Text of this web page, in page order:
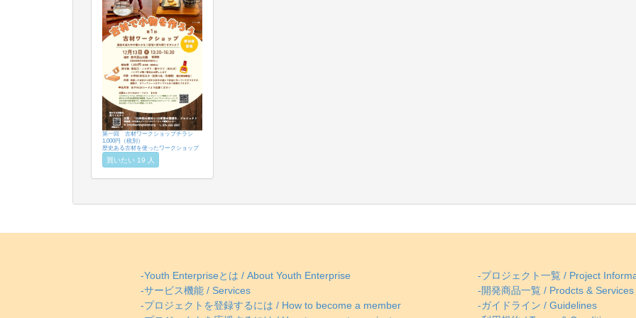
第一回 古材ワークショップチラシ
1,000円（税別）
歴史ある古材を使ったワークショップ
買いたい 19 人
-Youth Enterpriseとは / About Youth Enterprise
-プロジェクト一覧 / Project
-サービス機能 / Services
-開発商品一覧 / Prodcts & Services
-プロジェクトを登録するには / How to become a member
-ガイドライン / Guidelines